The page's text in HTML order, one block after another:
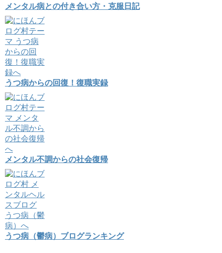
メンタル病との付き合い方・克服日記
うつ病からの回復！復職実録
メンタル不調からの社会復帰
うつ病（鬱病）ブログランキング